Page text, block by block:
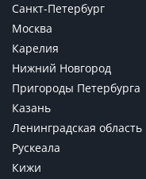
Санкт-Петербург
Москва
Карелия
Нижний Новгород
Пригороды Петербурга
Казань
Ленинградская область
Рускеала
Кижи